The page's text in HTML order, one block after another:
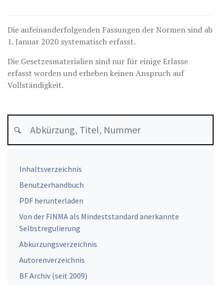
Die aufeinanderfolgenden Fassungen der Normen sind ab
1. Januar 2020 systematisch erfasst.
Die Gesetzesmaterialien sind nur für einige Erlasse
erfasst worden und erheben keinen Anspruch auf
Vollständigkeit.
Inhaltsverzeichnis
Benutzerhandbuch
PDF herunterladen
Von der FINMA als Mindeststandard anerkannte
Selbstregulierung
Abkürzungsverzeichnis
Autorenverzeichnis
BF Archiv (seit 2009)